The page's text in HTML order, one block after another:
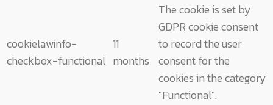
cookielawinfo-
checkbox-functional
11
months
The cookie is set by
GDPR cookie consent
to record the user
consent for the
cookies in the category
"Functional".